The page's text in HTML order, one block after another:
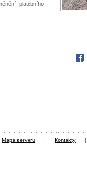
platebního
Mapa serveru | Kontakty |